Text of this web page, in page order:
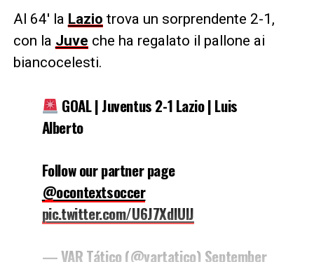
Al 64′ la Lazio trova un sorprendente 2-1,
con la Juve che ha regalato il pallone ai
biancocelesti.
GOAL | Juventus 2-1 Lazio | Luis
Alberto
Follow our partner page
@ocontextsoccer
pic.twitter.com/U6J7XdIUlJ
— VAR Tático (@vartatico) September